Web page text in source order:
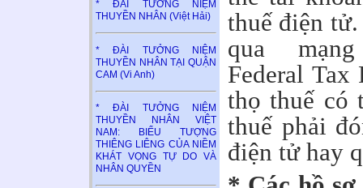
* ĐÀI TƯỞNG NIỆM
THUYỀN NHÂN (Việt Hải)
* ĐÀI TƯỞNG NIỆM
THUYỀN NHÂN TẠI QUẬN
CAM (Vi Anh)
* ĐÀI TƯỞNG NIỆM
THUYỀN NHÂN VIỆT
NAM: BIỂU TƯỢNG
THIÊNG LIÊNG CỦA NIỀM
KHÁT VỌNG TỰ DO VÀ
NHÂN QUYỀN
thuế điện
qua
Federal Tax
thọ thuế có
thuế phải
điện tử hay